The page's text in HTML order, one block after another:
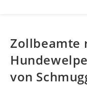
Zollbeamte
von